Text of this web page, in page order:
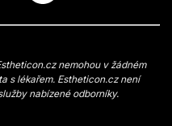
nemohou v žádném
s lékařem. Estheticon.cz není
nabízené odborníky.